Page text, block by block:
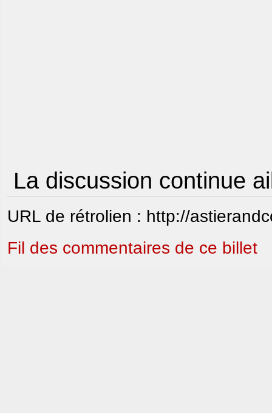
La discussion continue
URL de rétrolien : http://
Fil des commentaires de ce billet